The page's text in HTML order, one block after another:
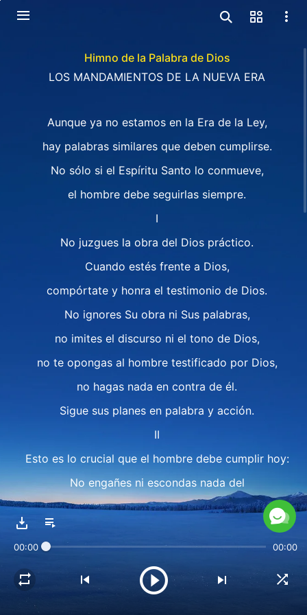
Himno de la Palabra de Dios
LOS MANDAMIENTOS DE LA NUEVA ERA
Aunque ya no estamos en la Era de la Ley,
hay palabras similares que deben cumplirse.
No sólo si el Espíritu Santo lo conmueve,
el hombre debe seguirlas siempre.
I
No juzgues la obra del Dios práctico.
Cuando estés frente a Dios,
compórtate y honra el testimonio de Dios.
No ignores Su obra ni Sus palabras,
no imites el discurso ni el tono de Dios,
no te opongas al hombre testificado por Dios,
no hagas nada en contra de él.
Sigue sus planes en palabra y acción.
II
Esto es lo crucial que el hombre debe cumplir hoy:
No engañes ni escondas nada del
Dios que está frente a ti.
No trates de engañarlo con palabras dulces.
No seas irrespetuoso frente a Dios,
00:00 00:00